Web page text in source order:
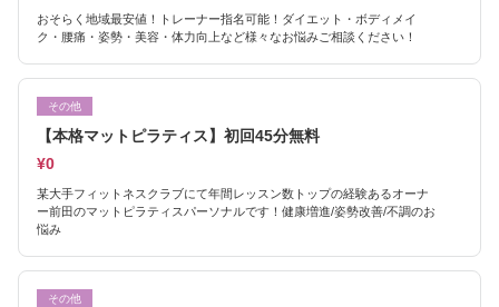
おそらく地域最安値！トレーナー指名可能！ダイエット・ボディメイ
ク・腰痛・姿勢・美容・体力向上など様々なお悩みご相談ください！
その他
【本格マットピラティス】初回45分無料
¥0
某大手フィットネスクラブにて年間レッスン数トップの経験あるオーナ
ー前田のマットピラティスパーソナルです！健康増進/姿勢改善/不調のお
悩み
その他